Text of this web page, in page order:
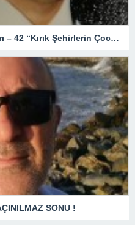
Bir Çocuğun Görünmez Yaraları – 42 “Kırık Şehirlerin Çocukları”
SONU !